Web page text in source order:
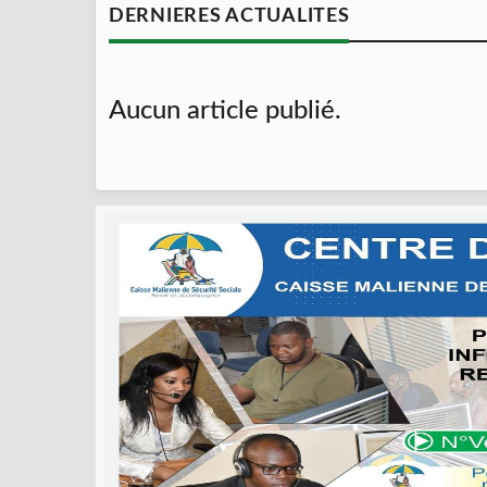
DERNIERES ACTUALITES
Aucun article publié.